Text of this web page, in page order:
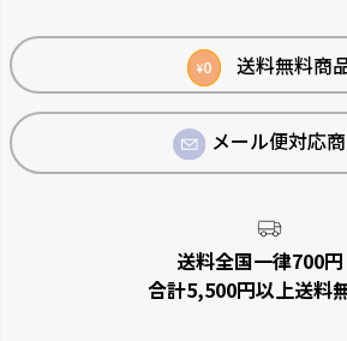
¥0 送料無料商
メール便対応
送料全国一律700円
合計5,500円以上送料